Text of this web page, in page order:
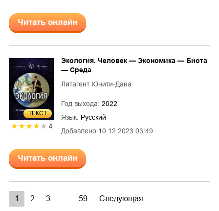
Читать онлайн
ТЕКСТ
4
Добавлено 10.12.2023 03:49
Экология. Человек — Экономика — Биота
— Среда
Литагент Юнити-Дана
Год выхода: 2022
Язык: Русский
Читать онлайн
1 2 3 59 Следующая